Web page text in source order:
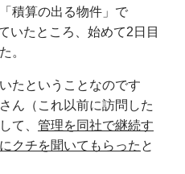
積算の出る物件」で
いたところ、始めて2日目
。
たということなのです
ん（これ以前に訪問した
て、 管理を同社で継続す
クチを聞いてもらった と